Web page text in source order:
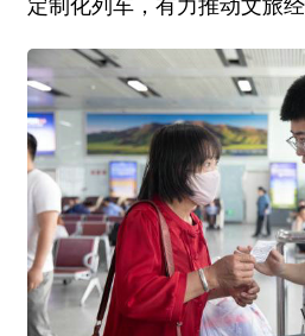
定制化列车，有力推动文旅